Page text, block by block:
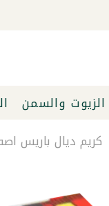
الزيوت والسمن
كريم ديال باريس اصفر